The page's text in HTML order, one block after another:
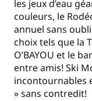
les jeux d’eau
couleurs, le
annuel sans
choix tels que la
O’BAYOU et le
entre amis! Ski
incontournables
» sans contredit!